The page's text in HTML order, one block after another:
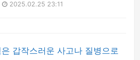
2025.02.25 23:11
갑작스러운 사고나 질병으로